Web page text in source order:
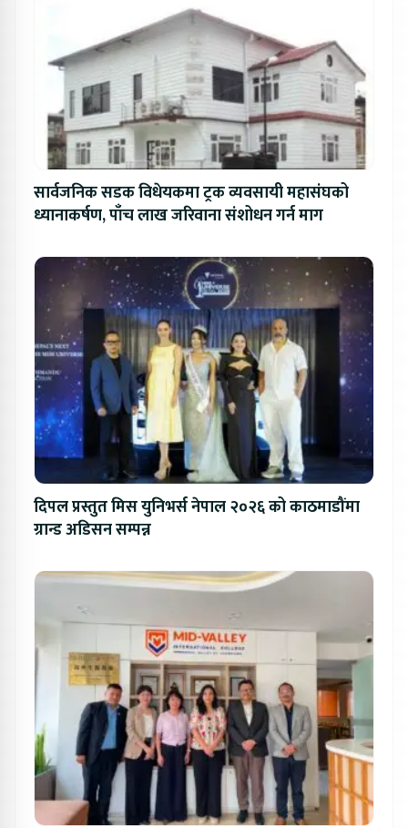
सार्वजनिक सडक विधेयकमा ट्रक व्यवसायी महासंघको
ध्यानाकर्षण, पाँच लाख जरिवाना संशोधन गर्न माग
दिपल प्रस्तुत मिस युनिभर्स नेपाल २०२६ को काठमाडौंमा
ग्रान्ड अडिसन सम्पन्न